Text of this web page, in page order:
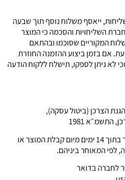
ייאסף משלוח נוסף תוך שבעה
השליחויות והסכמה כי המוצר
המקוריים שסוכמו ובהתאם
אם בזמן ביצוע ההזמנה החוזרת
לא ניתן לספקו, תישלח ללקוח הודעה
הצרכן (ביטול עסקה),
ביטול עסקה יתבצע דרך האתר בתוך 14 ימים מיום קבלת המוצר או
לפי המאוחר ביניהם.
לחברה בדואר